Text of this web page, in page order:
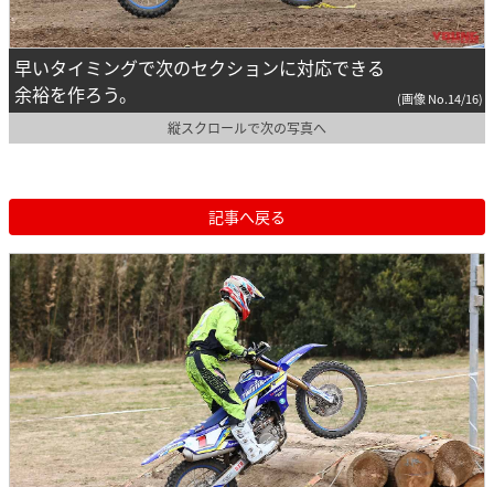
早いタイミングで次のセクションに対応できる
余裕を作ろう。
(画像 No.14/16)
縦スクロールで次の写真へ
記事へ戻る